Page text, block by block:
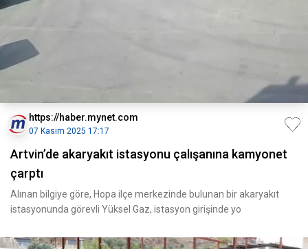
https://haber.mynet.com
07 Kasım 2025 17:17
Artvin’de akaryakıt istasyonu çalışanına kamyonet
çarptı
Alınan bilgiye göre, Hopa ilçe merkezinde bulunan bir akaryakıt
istasyonunda görevli Yüksel Gaz, istasyon girişinde yo